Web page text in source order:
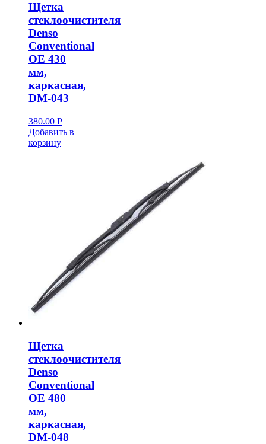
Щетка
стеклоочистителя
Denso
Conventional
OE 430
мм,
каркасная,
DM-043
380.00 Р
УБ.
Добавить в
корзину
Щетка
стеклоочистителя
Denso
Conventional
OE 480
мм,
каркасная,
DM-048